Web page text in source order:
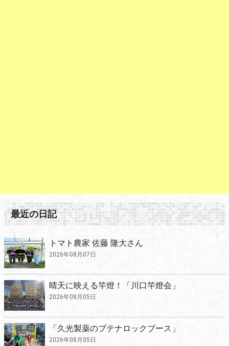
最近の日記
トマト農家 佐藤 隆大さん
2026年08月07日
晴天に映える竿燈！「川口竿燈会」
2026年08月05日
「久光製薬のブテナロックブース」
2026年08月05日